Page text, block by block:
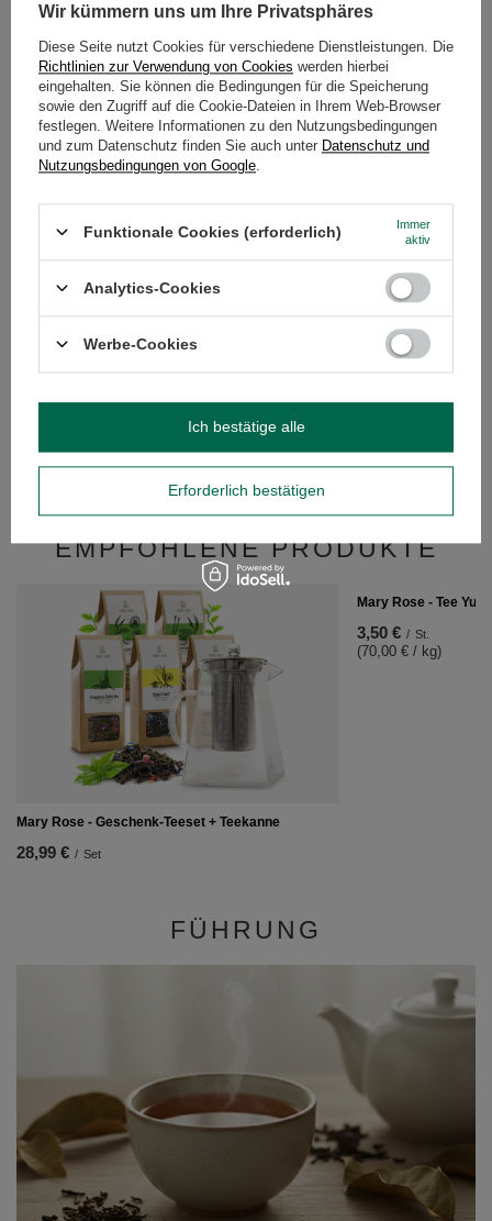
Stellen Sie eine Frage, und wir werden
interessantesten Fragen und Antworten für
andere veröffentlichen.
Stelle eine Frage
EMPFOHLENE PRODUKTE
Mary Rose - Tee gingerbread
(Lebkuchengeschmack) - 50 g
3,50 € / St.
5,99 € / St.
(119,80 € / kg)
EMPFOHLENE PRODUKTE
Mary Rose - Geschenk-Teeset + Teekanne
28,99 € / Set
Mary Rose - Tee
3,50 € / St.
(70,00 € / kg)
FÜHRUNG
Wir kümmern uns um Ihre Privatsphäres
Diese Seite nutzt Cookies für verschiedene Dienstleistungen. Die
Richtlinien zur Verwendung von Cookies werden hierbei
eingehalten. Sie können die Bedingungen für die Speicherung
sowie den Zugriff auf die Cookie-Dateien in Ihrem Web-Browser
festlegen. Weitere Informationen zu den Nutzungsbedingungen
und zum Datenschutz finden Sie auch unter Datenschutz und
Nutzungsbedingungen von Google
Funktionale Cookies (erforderlich)
Immer
aktiv
Analytics-Cookies
Werbe-Cookies
Erforderlich bestätigen
Ich bestätige alle